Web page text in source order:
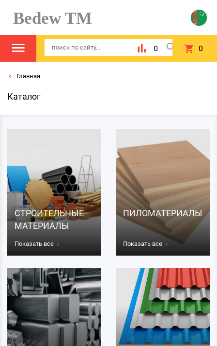
Bedew TM
0 0
Главная
Каталог
СТРОИТЕЛЬНЫЕ
МАТЕРИАЛЫ
Показать все
ПИЛОМАТЕРИАЛЫ
Показать все